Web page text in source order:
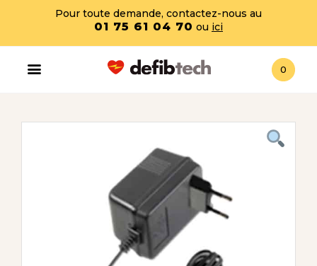
Pour toute demande, contactez-nous au
01 75 61 04 70 ou ici
0